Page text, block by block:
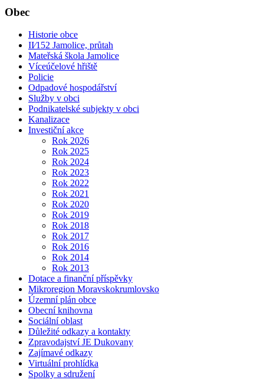
Obec
Historie obce
II⁄152 Jamolice, průtah
Mateřská škola Jamolice
Víceúčelové hřiště
Policie
Odpadové hospodářství
Služby v obci
Podnikatelské subjekty v obci
Kanalizace
Investiční akce
Rok 2026
Rok 2025
Rok 2024
Rok 2023
Rok 2022
Rok 2021
Rok 2020
Rok 2019
Rok 2018
Rok 2017
Rok 2016
Rok 2014
Rok 2013
Dotace a finanční příspěvky
Mikroregion Moravskokrumlovsko
Územní plán obce
Obecní knihovna
Sociální oblast
Důležité odkazy a kontakty
Zpravodajství JE Dukovany
Zajímavé odkazy
Virtuální prohlídka
Spolky a sdružení